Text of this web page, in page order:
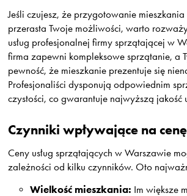
Jeśli czujesz, że przygotowanie
przerasta Twoje możliwości, warto
usług profesjonalnej firmy sprzątającej w
firma zapewni kompleksowe sprzątanie, a
pewność, że mieszkanie prezentuje się
Profesjonaliści dysponują odpowiednim
czystości, co gwarantuje najwyższą jakość
Czynniki wpływające na
Ceny usług sprzątających w Warszawie
zależności od kilku czynników. Oto
Wielkość mieszkania: Im większe